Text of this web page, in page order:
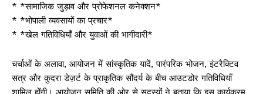
* *सामाजिक जुड़ाव और प्रोफेशनल कनेक्शन*
* *भोपाली व्यवसायों का प्रचार*
* *खेल गतिविधियाँ और युवाओं की भागीदारी*
चर्चाओं के अलावा, आयोजन में सांस्कृतिक यादें, पारंपरिक भोजन, इंटरैक्टिव
सत्र और कुदरा डेज़र्ट के प्राकृतिक सौंदर्य के बीच आउटडोर गतिविधियाँ